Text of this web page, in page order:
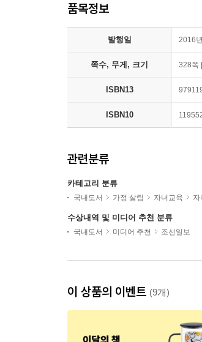
품목정보
발행일 2016
쪽수, 무게, 크기 328쪽
ISBN13
ISBN10
관련분류
카테고리 분류
국내도서 가정 살림 자녀교육 자
수상내역 및 미디어 추천 분류
국내도서 미디어 추천 조선일보
이 상품의 이벤트 (9개)